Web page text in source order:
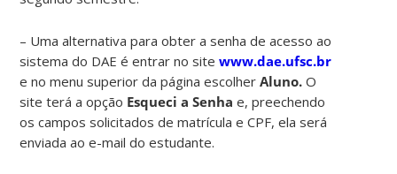
– Uma alternativa para obter a senha de acesso ao
sistema do DAE é entrar no sitewww.dae.ufsc.br
e no menu superior da página escolherAluno.O
site terá a opção Esqueci a Senha e, preechendo
os campos solicitados de matrícula e CPF, ela será
enviada ao e-mail do estudante.